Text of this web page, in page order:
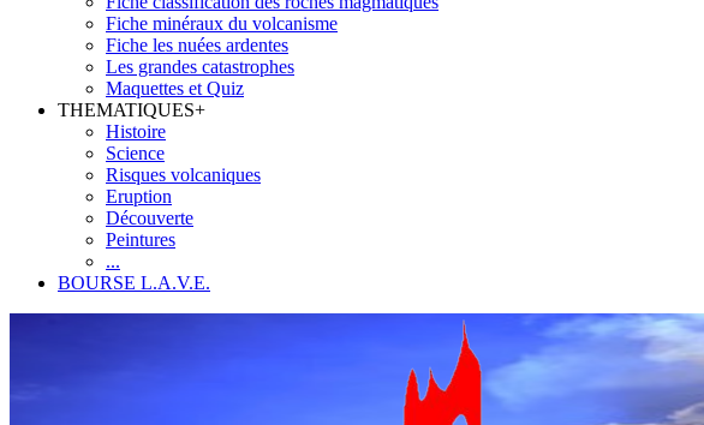
Fiche minéraux du volcanisme
Fiche les nuées ardentes
Les grandes catastrophes
Maquettes et Quiz
THEMATIQUES+
Histoire
Science
Risques volcaniques
Eruption
Découverte
Peintures
...
BOURSE L.A.V.E.